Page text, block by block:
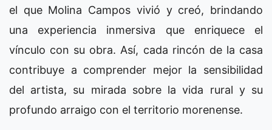
el que Molina Campos vivió y creó, brindando
una experiencia inmersiva que enriquece el
vínculo con su obra. Así, cada rincón de la casa
contribuye a comprender mejor la sensibilidad
del artista, su mirada sobre la vida rural y su
profundo arraigo con el territorio morenense.